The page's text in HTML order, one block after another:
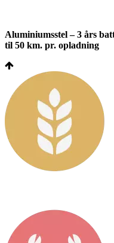
Aluminiumsstel – 3 års
til 50 km. pr. opladning